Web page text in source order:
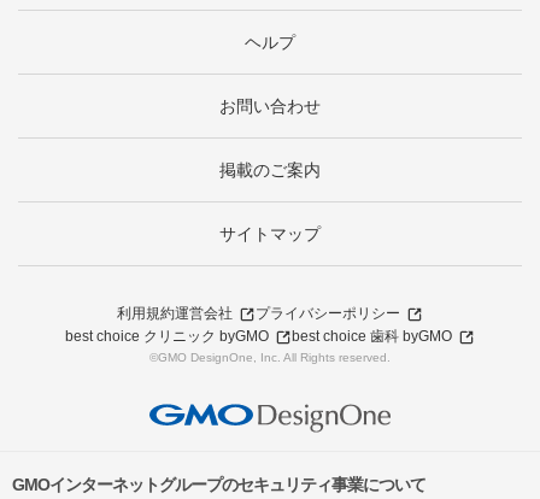
ヘルプ
お問い合わせ
掲載のご案内
サイトマップ
利用規約運営会社
プライバシーポリシー
best choice クリニック byGMO
best choice 歯科 byGMO
©GMO DesignOne, Inc. All Rights reserved.
GMOインターネットグループのセキュリティ事業について